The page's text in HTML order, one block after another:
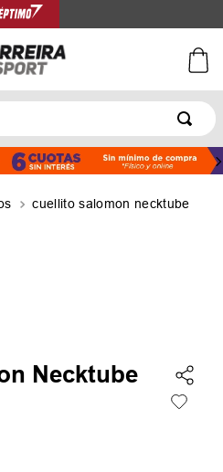
cuellito salomon necktube
Necktube